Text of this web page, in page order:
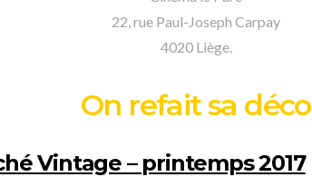
22, rue Paul-Joseph Carpay
4020 Liège.
On refait sa déco
Vintage – printemps 2017